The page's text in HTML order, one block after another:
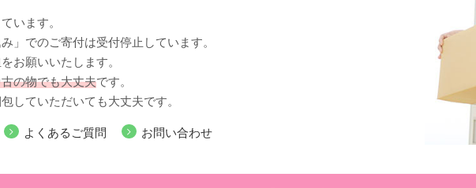
ています。
」でのご寄付は受付停止しています。
お願いいたします。
の物でも大丈夫です。
していただいても大丈夫です。
よくあるご質問 お問い合わせ